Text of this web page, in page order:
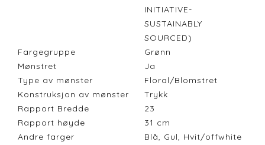
INITIATIVE-
SUSTAINABLY
SOURCED)
Fargegruppe
Grønn
Mønstret
Ja
Type av mønster
Floral/Blomstret
Konstruksjon av mønster
Trykk
Rapport Bredde
23
Rapport høyde
31 cm
Andre farger
Blå, Gul, Hvit/offwhite